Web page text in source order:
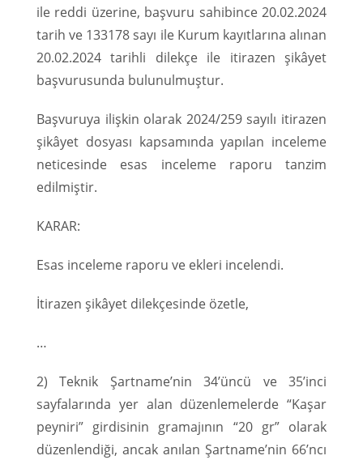
ile reddi üzerine, başvuru sahibince 20.02.2024
tarih ve 133178 sayı ile Kurum kayıtlarına alınan
20.02.2024 tarihli dilekçe ile itirazen şikâyet
başvurusunda bulunulmuştur.
Başvuruya ilişkin olarak 2024/259 sayılı itirazen
şikâyet dosyası kapsamında yapılan inceleme
neticesinde esas inceleme raporu tanzim
edilmiştir.
KARAR:
Esas inceleme raporu ve ekleri incelendi.
İtirazen şikâyet dilekçesinde özetle,
…
2) Teknik Şartname’nin 34’üncü ve 35’inci
sayfalarında yer alan düzenlemelerde “Kaşar
peyniri” girdisinin gramajının “20 gr” olarak
düzenlendiği, ancak anılan Şartname’nin 66’ncı